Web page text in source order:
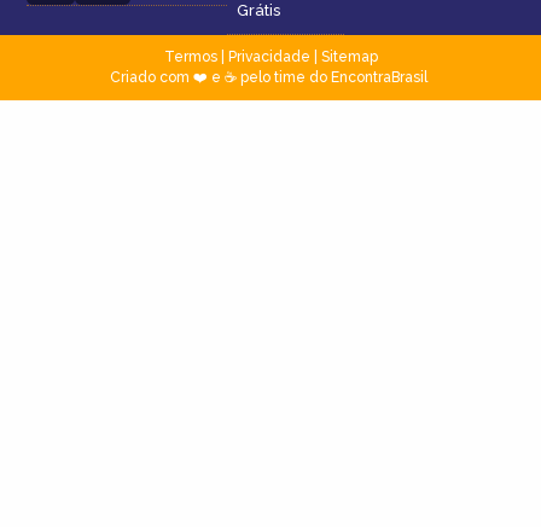
Grátis
Termos| Privacidade
Sitemap
Criado com ❤️ e ☕ pelo time do EncontraBrasil